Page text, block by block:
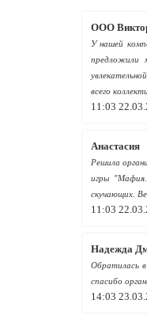
OOO
У нашей
предложили
всего
11:03
Анастасия
Решила
игры "Мафия.
скучающих.
11:03
Надежда
Обратилась
спасибо
14:03